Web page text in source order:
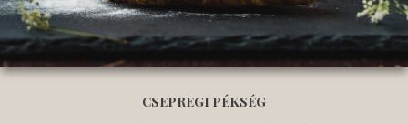
CSEPREGI PÉKSÉG